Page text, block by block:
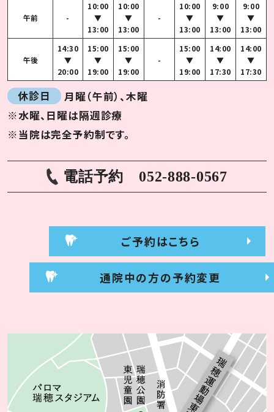
午前 -
10:00
▼
13:00
10:00
▼
13:00
-
10:00
▼
13:00
9:00
▼
13:00
9:00
▼
13:00
午後
14:30
▼
20:00
15:00
▼
19:00
15:00
▼
19:00
-
15:00
▼
19:00
14:00
▼
17:30
14:00
▼
17:30
休診日
月曜（午前）、木曜
※水曜、日曜は隔週診療
※当院は完全予約制です。
電話予約 052-888-0567
ご予約はこちら
通院中の方の予約変更